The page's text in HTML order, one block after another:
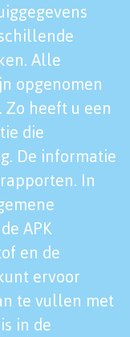
Alle
opgenomen
heeft u een
die
De informatie
In
APK
en de
ervoor
te vullen met
in de